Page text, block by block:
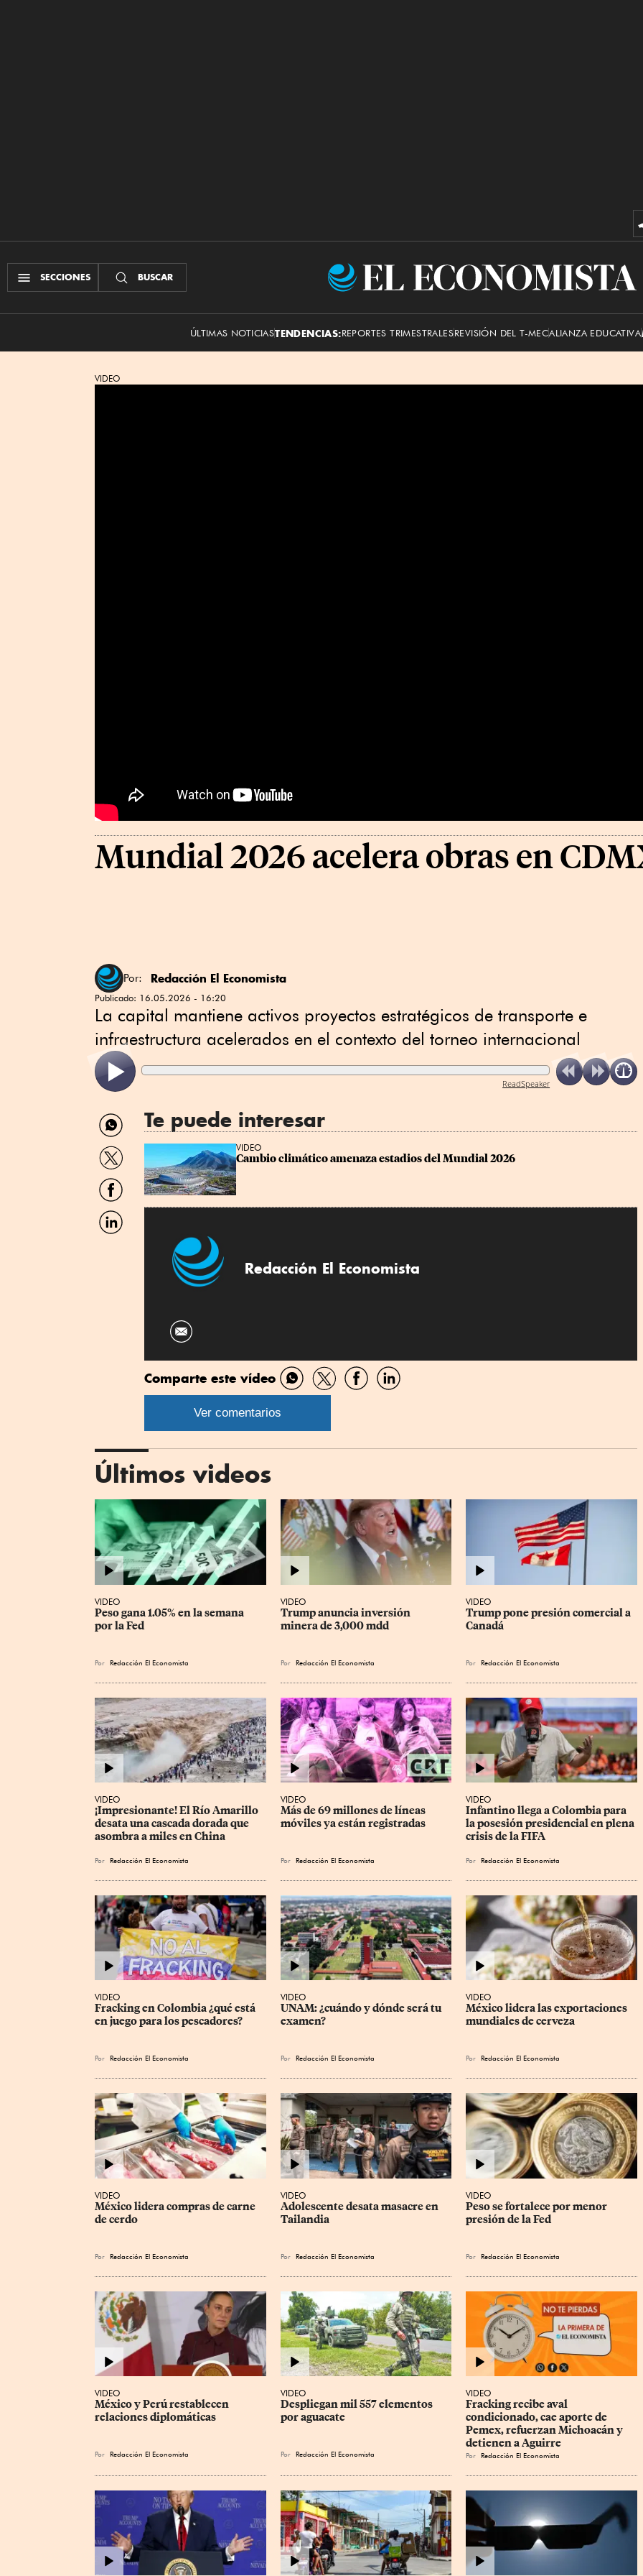
SECCIONES BUSCAR
El
ÚLTIMAS NOTICIASTENDENCIAS:REPORTES TRIMESTRALESREVISIÓN DEL T-MECALIANZA EDUCATIVA
VIDEO
Mundial 2026 acelera obras en
Por: Redacción El Economista
Publicado: 16.05.2026 - 16:20
La capital mantiene activos proyectos estratégicos de transporte e
infraestructura acelerados en el contexto del torneo internacional
ReadSpeaker
Compartir
por
WhatsApp
Compartir
por
Twitter
Compartir
por
Facebook
Compartir
por
Te puede interesar
VIDEO
Cambio climático amenaza estadios del Mundial 2026
Redacción El Economista
Comparte este vídeo
Compartir
por
Compartir
por
CompartirCompartir
Ver comentarios
Últimos videos
VIDEO
Peso gana 1.05% en la semana
por la Fed
Por Redacción El Economista
VIDEO
Trump anuncia inversión
minera de 3,000 mdd
Por Redacción El Economista
VIDEO
Trump pone presión comercial a
Canadá
Por Redacción El Economista
VIDEO
¡Impresionante! El Río Amarillo
desata una cascada dorada que
asombra a miles en China
Por Redacción El Economista
VIDEO
Más de 69 millones de líneas
móviles ya están registradas
Por Redacción El Economista
VIDEO
Infantino llega a Colombia para
la posesión presidencial en plena
crisis de la FIFA
Por Redacción El Economista
VIDEO
Fracking en Colombia ¿qué está
en juego para los pescadores?
Por Redacción El Economista
VIDEO
UNAM: ¿cuándo y dónde será tu
examen?
Por Redacción El Economista
VIDEO
México lidera las exportaciones
mundiales de cerveza
Por Redacción El Economista
VIDEO
México lidera compras de carne
de cerdo
Por Redacción El Economista
VIDEO
Adolescente desata masacre en
Tailandia
Por Redacción El Economista
VIDEO
Peso se fortalece por menor
presión de la Fed
Por Redacción El Economista
VIDEO
México y Perú restablecen
relaciones diplomáticas
Por Redacción El Economista
VIDEO
Despliegan mil 557 elementos
por aguacate
Por Redacción El Economista
VIDEO
Fracking recibe aval
condicionado, cae aporte de
Pemex, refuerzan Michoacán y
detienen a Aguirre
Por Redacción El Economista